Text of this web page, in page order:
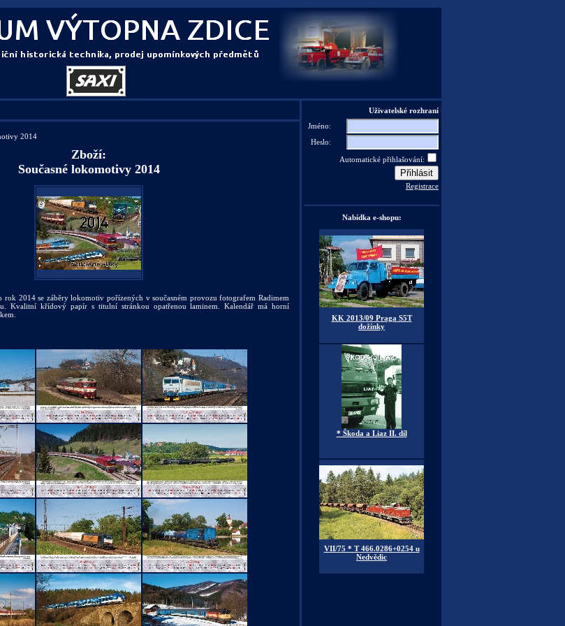
Uživatelské rozhraní
Jméno:
Heslo:
Automatické přihlašování:
Registrace
Nabídka e-shopu:
KK 2013/09 Praga S5T
dožínky
* Škoda a Liaz II. díl
VII/75 * T 466.0286+0254 u
Nedvědic
2014
Zboží:
Současné lokomotivy 2014
rok 2014 se záběry lokomotiv pořízených v současném provozu fotografem Radimem
Kvalitní křídový papír s titulní stránkou opatřenou laminem. Kalendář má horní